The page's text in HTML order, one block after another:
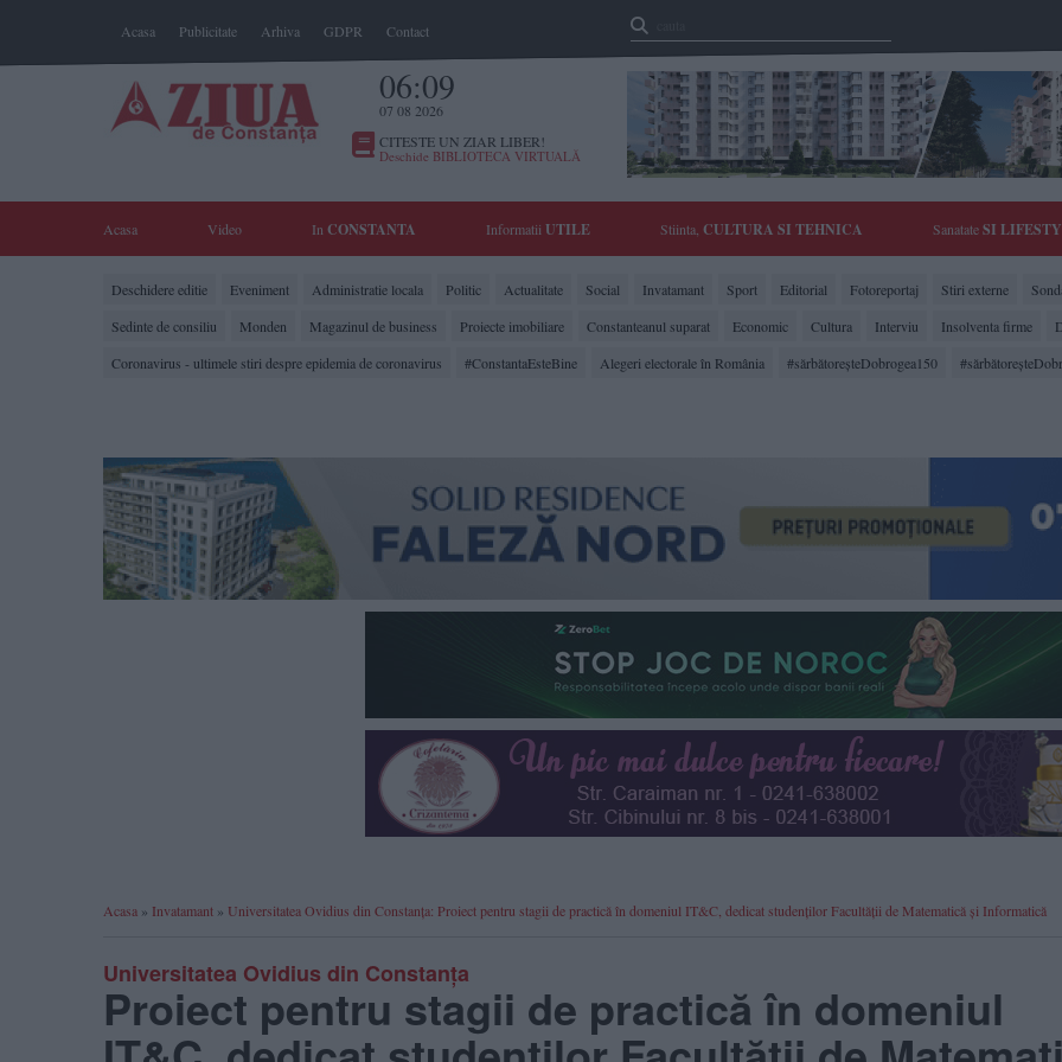
Acasa Publicitate Arhiva GDPR Contact
06:09
07 08 2026
CITESTE UN ZIAR LIBER!
Deschide BIBLIOTECA VIRTUALĂ
Acasa Video In CONSTANTA Informatii UTILE Stiinta, CULTURA SI TEHNICA SanatateSI
Deschidere editie Eveniment Administratie locala Politic Actualitate Social Invatamant Sport Editorial Fotoreportaj Stiri externe
Sedinte de consiliu
Monden Magazinul de business Proiecte imobiliare Constanteanul suparat Economic Cultura Interviu Insolventa firme
Coronavirus - ultimele stiri despre epidemia de coronavirus
#ConstantaEsteBine Alegeri electorale în România #sărbătoreşteDobrogea150
Acasa » Invatamant » Universitatea Ovidius din Constanța: Proiect pentru stagii de practică în domeniul IT&C, dedicat studenților Facultății de Matematică și Informatică
Universitatea Ovidius din Constanța
Proiect pentru stagii de practică în domeniul